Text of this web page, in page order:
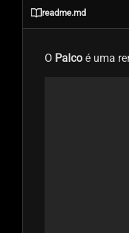
readme.md
O Palco é uma